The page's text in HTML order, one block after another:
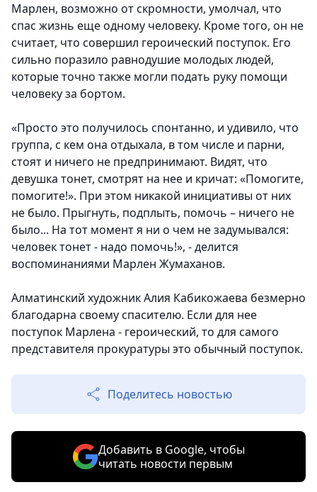
Марлен, возможно от скромности, умолчал, что
спас жизнь еще одному человеку. Кроме того, он не
считает, что совершил героический поступок. Его
сильно поразило равнодушие молодых людей,
которые точно также могли подать руку помощи
человеку за бортом.
«Просто это получилось спонтанно, и удивило, что
группа, с кем она отдыхала, в том числе и парни,
стоят и ничего не предпринимают. Видят, что
девушка тонет, смотрят на нее и кричат: «Помогите,
помогите!». При этом никакой инициативы от них
не было. Прыгнуть, подплыть, помочь – ничего не
было... На тот момент я ни о чем не задумывался:
человек тонет - надо помочь!», - делится
воспоминаниями Марлен Жумаханов.
Алматинский художник Алия Кабикожаева безмерно
благодарна своему спасителю. Если для нее
поступок Марлена - героический, то для самого
представителя прокуратуры это обычный поступок.
Поделитесь новостью
Добавить в Google, чтобы
читать новости первым